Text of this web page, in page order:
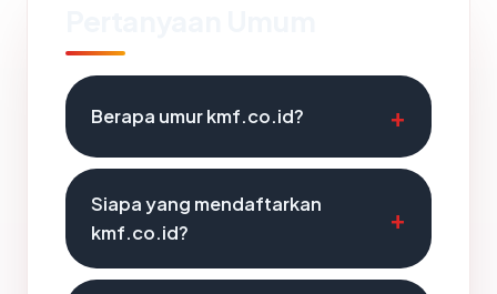
Berapa umur kmf.co.id?
Siapa yang mendaftarkan
kmf.co.id?